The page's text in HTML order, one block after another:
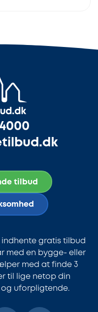
tilbud
gratis tilbud
med en bygge- eller
med at finde 3
til lige netop din
uforpligtende.